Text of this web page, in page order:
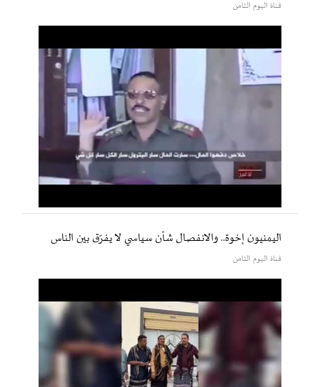
قناة اليوم الثامن
اليمنيون إخوة.. والانفصال شأن سياسي لا يفرّق بين الناس
قناة اليوم الثامن